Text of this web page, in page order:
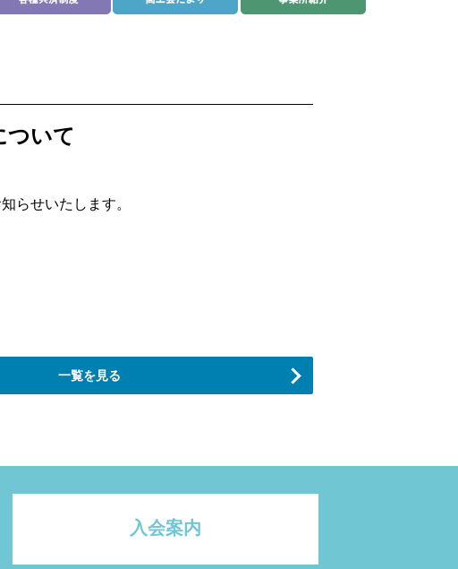
ついて
らせいたします。
一覧を見る
入会案内